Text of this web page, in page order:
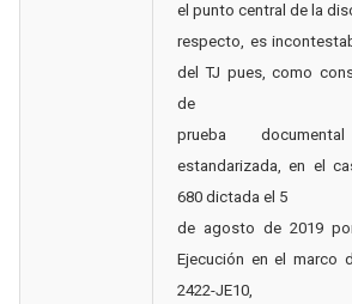
el punto central de la
respecto, es
del TJ pues, como
de
prueba
estandarizada, en el
680 dictada el 5
de agosto de 2019
Ejecución en el marco
2422-JE10,